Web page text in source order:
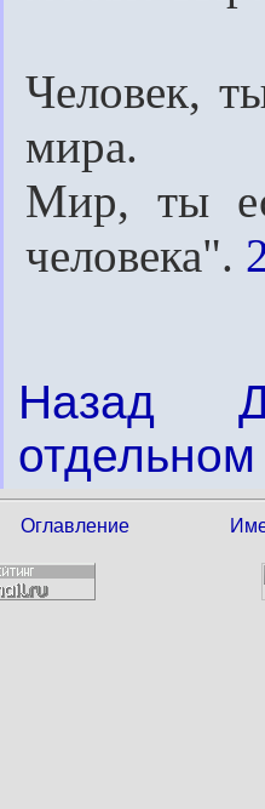
Человек,
мира.
Мир, ты
человека".
Назад
Оглавление